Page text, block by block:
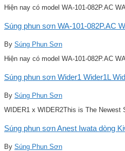
Hiện nay có model WA-101-082P.AC
Súng phun sơn WA-101-082P.AC
By Súng Phun Sơn
Hiện nay có model WA-101-082P.AC
Súng phun sơn Wider1 Wider1L
By Súng Phun Sơn
WIDER1 x WIDER2This is The Newest
Súng phun sơn Anest Iwata dòng
By Súng Phun Sơn